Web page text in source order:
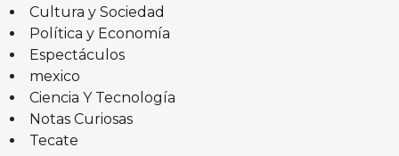
Cultura y Sociedad
Política y Economía
Espectáculos
mexico
Ciencia Y Tecnología
Notas Curiosas
Tecate